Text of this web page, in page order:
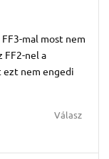
mal most nem
FF2-nel a
ezt nem engedi
Válasz